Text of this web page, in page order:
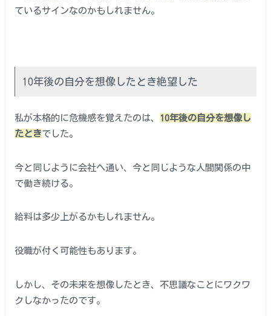
ているサインなのかもしれません。
10年後の自分を想像したとき絶望した
私が本格的に危機感を覚えたのは、
10年後の自分を想像し
たときでした。
今と同じように会社へ通い、今と同じような人間関係の中
で働き続ける。
給料は多少上がるかもしれません。
役職が付く可能性もあります。
しかし、その未来を想像したとき、不思議なことにワクワ
クしなかったのです。